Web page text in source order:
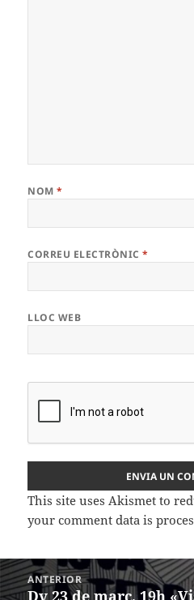
NOM*
CORREU ELECTRÒNIC*
LLOC WEB
This site uses Akismet to
your comment data is
Navegació
d'entrades
ANTERIOR
Entrada
Dv 23 de març, 19h